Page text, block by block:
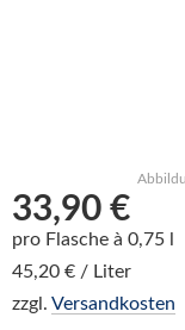
33,90 €
pro Flasche à 0,75 l
45,20 € / Liter
zzgl. Versandkosten